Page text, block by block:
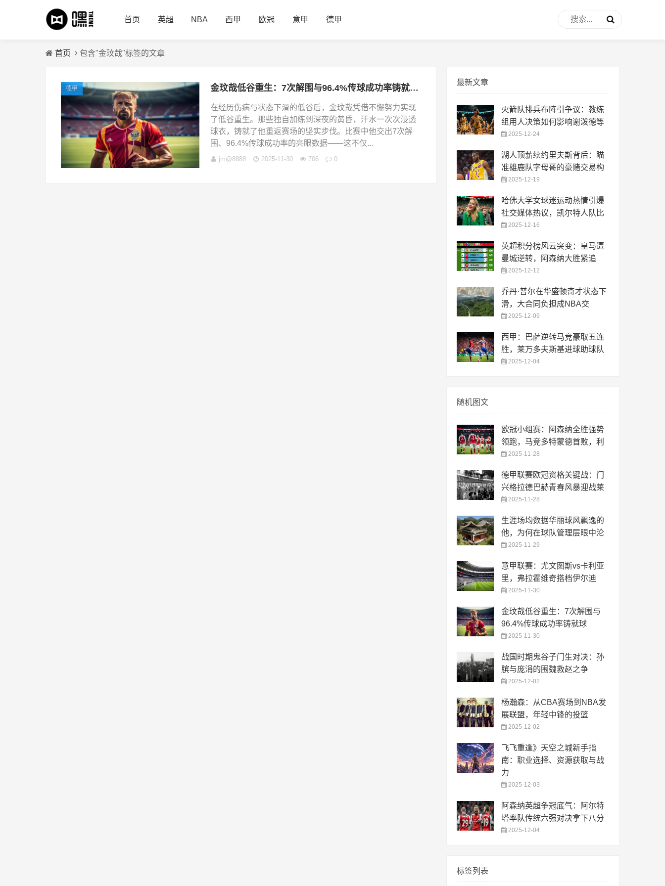
首页 英超 NBA 西甲 欧冠 意甲 德甲
首页 包含"金玟哉"标签的文章
德甲 金玟哉低谷重生：7次解围与96.4%传球成功率铸就球队防线支柱
在经历伤病与状态下滑的低谷后，金玟哉凭借不懈努力实现
了低谷重生。那些独自加练到深夜的黄昏，汗水一次次浸透
球衣，铸就了他重返赛场的坚实步伐。比赛中他交出7次解
围、96.4%传球成功率的亮眼数据——这不仅...
jm@8888 2025-11-30 706 0
最新文章
火箭队排兵布阵引争议：教练
组用人决策如何影响谢泼德等
2025-12-24
湖人顶薪续约里夫斯背后：瞄
准雄鹿队字母哥的豪赌交易构
2025-12-19
哈佛大学女球迷运动热情引爆
社交媒体热议，凯尔特人队比
2025-12-16
英超积分榜风云突变：皇马遭
曼城逆转，阿森纳大胜紧追
2025-12-12
乔丹·普尔在华盛顿奇才状态下
滑，大合同负担成NBA交
2025-12-09
西甲：巴萨逆转马竞豪取五连
胜，莱万多夫斯基进球助球队
2025-12-04
随机图文
欧冠小组赛：阿森纳全胜强势
领跑，马竞多特蒙德首败，利
2025-11-28
德甲联赛欧冠资格关键战：门
兴格拉德巴赫青春风暴迎战莱
2025-11-28
生涯场均数据华丽球风飘逸的
他，为何在球队管理层眼中沦
2025-11-29
意甲联赛：尤文图斯vs卡利亚
里，弗拉霍维奇搭档伊尔迪
2025-11-30
金玟哉低谷重生：7次解围与
96.4%传球成功率铸就球
2025-11-30
战国时期鬼谷子门生对决：孙
膑与庞涓的围魏救赵之争
2025-12-02
杨瀚森：从CBA赛场到NBA发
展联盟，年轻中锋的投篮
2025-12-02
飞飞重逢》天空之城新手指
南：职业选择、资源获取与战
力
2025-12-03
阿森纳英超争冠底气：阿尔特
塔率队传统六强对决拿下八分
2025-12-04
标签列表